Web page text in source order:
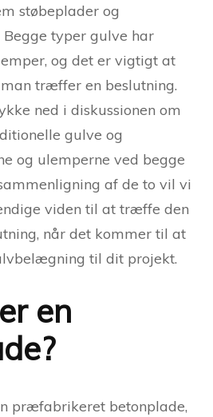
støbeplader og
typer gulve har
og det er vigtigt at
træffer en beslutning.
ned i diskussionen om
gulve og
og ulemperne ved begge
af de to vil vi
viden til at træffe den
når det kommer til at
til dit projekt.
en
præfabrikeret betonplade,